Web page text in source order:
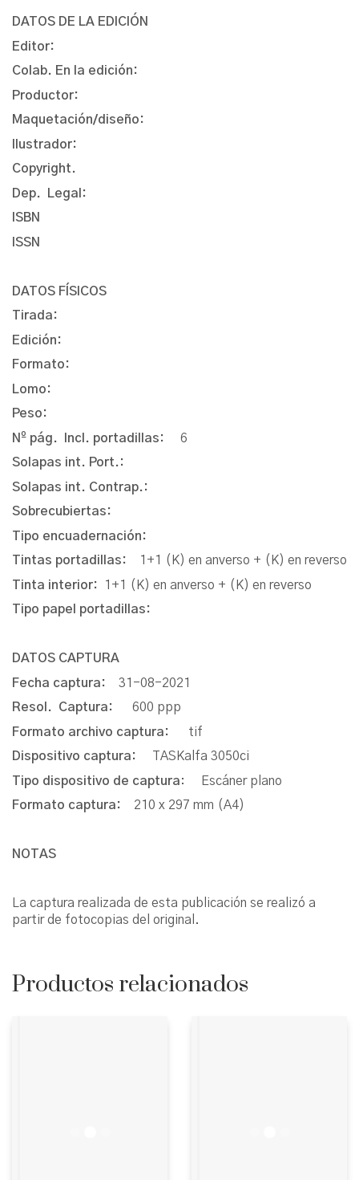
DATOS DE LA EDICIÓN
Editor:
Colab. En la edición:
Productor:
Maquetación/diseño:
Ilustrador:
Copyright.
Dep. Legal:
ISBN
ISSN
DATOS FÍSICOS
Tirada:
Edición:
Formato:
Lomo:
Peso:
Nº pág. Incl. portadillas: 6
Solapas int. Port.:
Solapas int. Contrap.:
Sobrecubiertas:
Tipo encuadernación:
Tintas portadillas:
1+1 (K) en anverso + (K) en reverso
Tinta interior:
1+1 (K) en anverso + (K) en reverso
Tipo papel portadillas:
DATOS CAPTURA
Fecha captura: 31-08-2021
Resol. Captura: 600 ppp
Formato archivo captura: tif
Dispositivo captura:
TASKalfa 3050ci
Tipo dispositivo de captura: Escáner plano
Formato captura: 210 x 297 mm (A4)
NOTAS
La captura realizada de esta publicación se realizó a
partir de fotocopias del original.
Productos relacionados